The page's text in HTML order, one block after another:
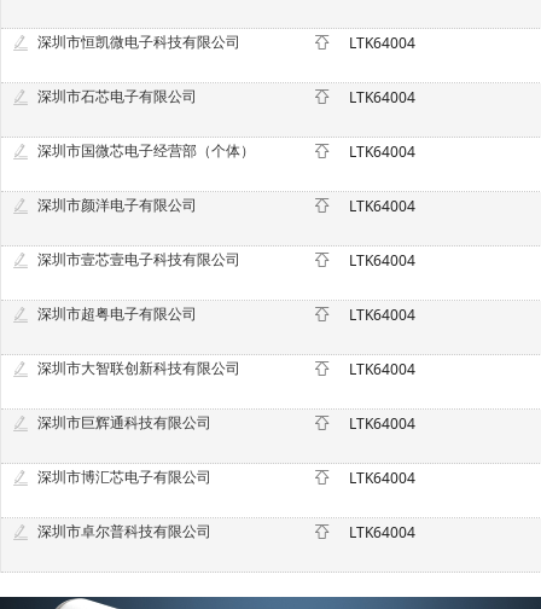
深圳市恒凯微电子科技有限公司 LTK64004
深圳市石芯电子有限公司 LTK64004
深圳市国微芯电子经营部（个体） LTK64004
深圳市颜洋电子有限公司 LTK64004
深圳市壹芯壹电子科技有限公司 LTK64004
深圳市超粤电子有限公司 LTK64004
深圳市大智联创新科技有限公司 LTK64004
深圳市巨辉通科技有限公司 LTK64004
深圳市博汇芯电子有限公司 LTK64004
深圳市卓尔普科技有限公司 LTK64004